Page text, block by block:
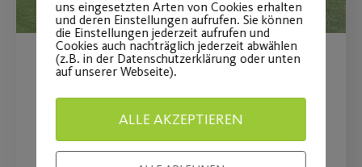
Petition der
Fußballabteilung
Stimmabgabe zur Wiederaufnahme
uns eingesetzten Arten von Cookies erhalten
und deren Einstellungen aufrufen. Sie können
die Einstellungen jederzeit aufrufen und
Cookies auch nachträglich jederzeit abwählen
(z.B. in der Datenschutzerklärung oder unten
auf unserer Webseite).
ALLE AKZEPTIEREN